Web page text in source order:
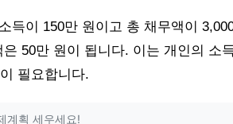
득이 150만 원이고 총 채무액이
50만 원이 됩니다. 이는 개인의 소
필요합니다.
계획 세우세요!